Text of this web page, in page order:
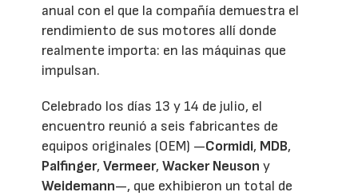
anual con el que la compañía demuestra el
rendimiento de sus motores allí donde
realmente importa: en las máquinas que
impulsan.
Celebrado los días 13 y 14 de julio, el
encuentro reunió a seis fabricantes de
equipos originales (OEM) —Cormidi, MDB,
Palfinger,Vermeer,Wacker Neuson y
Weidemann—, que exhibieron un total de